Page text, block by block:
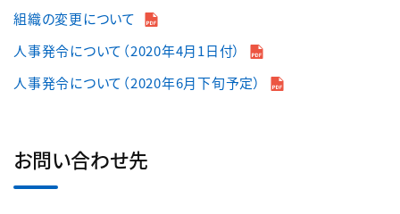
組織の変更について
人事発令について（2020年4月1日付）
人事発令について（2020年6月下旬予定）
お問い合わせ先